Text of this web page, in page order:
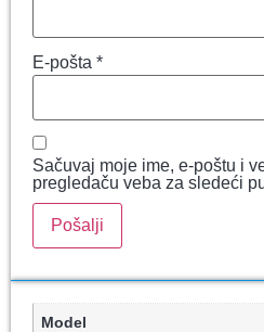
E-pošta *
Sačuvaj moje ime, e-poštu i
pregledaču veba za sledeći
Model